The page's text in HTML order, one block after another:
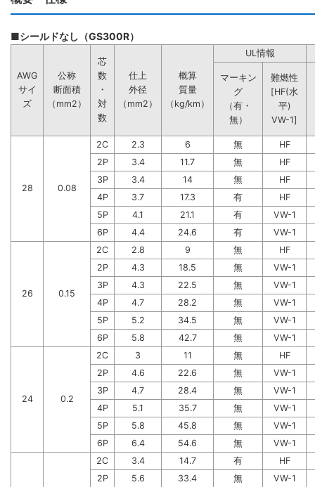
■シールドなし（GS300R）
AWG
サイ
ズ
公称
断面積
（mm2）
芯
数
・
対
数
仕上
外径
（mm2）
概算
質量
（kg/km）
UL情報
マーキン
グ
（有・
無）
難燃性
[HF(水
平)
VW-1]
28 0.08
2C 2.3 6 無
HF
2P
3.4 11.7 無
HF
3P
3.4 14 無
HF
4P
3.7 17.3 有
HF
5P
4.1 21.1 有
VW-1
6P
4.4 24.6 有 VW-1
26 0.15
2C 2.8 9 無
HF
2P
4.3 18.5 無
VW-1
3P
4.3 22.5 無
VW-1
4P
4.7 28.2 無
VW-1
5P
5.2 34.5 無
VW-1
6P
5.8 42.7 無 VW-1
24 0.2
2C 3 11 無
HF
2P
4.6 22.6 無
VW-1
3P
4.7 28.4 無
VW-1
4P
5.1 35.7 無
VW-1
5P
5.8 45.8 無
VW-1
6P
6.4 54.6 無 VW-1
2C 3.4 14.7 有
HF
2P
5.6 33.4 無
VW-1